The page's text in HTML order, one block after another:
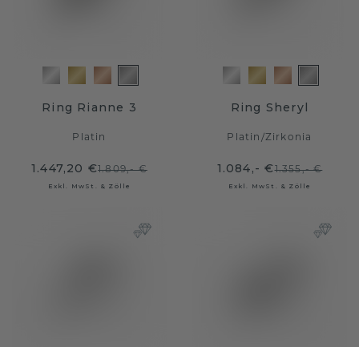
Ring Rianne 3
Platin
1.447,20 €1.809,- €
Exkl. MwSt. & Zölle
Ring Sheryl
Platin /Zirkonia
1.084,- €1.355,- €
Exkl. MwSt. & Zölle